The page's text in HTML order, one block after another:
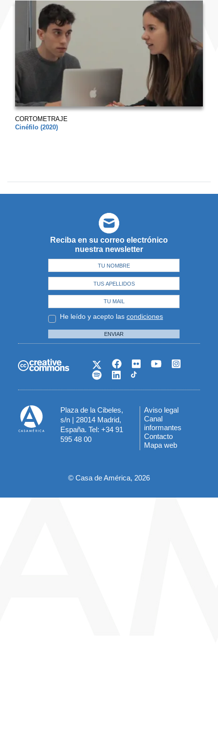
CORTOMETRAJE
Cinéfilo (2020)
Reciba en su correo electrónico
nuestra newsletter
He leído y acepto las condiciones
ENVIAR
Plaza de la Cibeles,
s/n | 28014 Madrid,
España. Tel: +34 91
595 48 00
Menú
del
pie
Aviso legal
Canal
informantes
Contacto
Mapa web
© Casa de América, 2026